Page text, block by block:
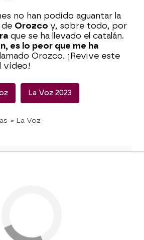
no han podido aguantar la
de Orozco y, sobre todo, por
que se ha llevado el catalán.
es lo peor que me ha
Orozco. ¡Revive este
vídeo!
La Voz 2023
» La Voz